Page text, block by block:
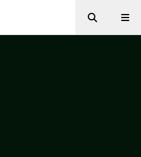
Zoeken